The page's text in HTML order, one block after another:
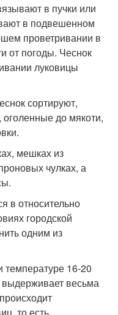
в пучки или
в подвешенном
проветривании в
от погоды. Чеснок
луковицы
сортируют,
до мякоти,
мешках из
чулках, а
в относительно
городской
одним из
температуре 16-20
выдерживает весьма